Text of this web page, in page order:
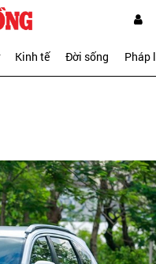
Kinh tế Đời sống Pháp